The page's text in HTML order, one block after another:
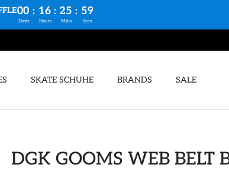
00 : 16 : 25 : 58
Days Hours Mins Secs
SKATE SCHUHE BRANDS SALE
DGK GOOMS WEB BELT